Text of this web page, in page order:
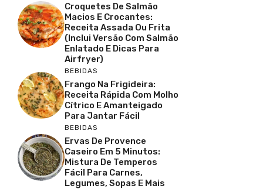
Croquetes De Salmão
Macios E Crocantes:
Receita Assada Ou Frita
(inclui Versão Com Salmão
Enlatado E Dicas Para
Airfryer)
BEBIDAS
Frango Na Frigideira:
Receita Rápida Com Molho
Cítrico E Amanteigado
Para Jantar Fácil
BEBIDAS
Ervas De Provence
Caseiro Em 5 Minutos:
Mistura De Temperos
Fácil Para Carnes,
Legumes, Sopas E Mais